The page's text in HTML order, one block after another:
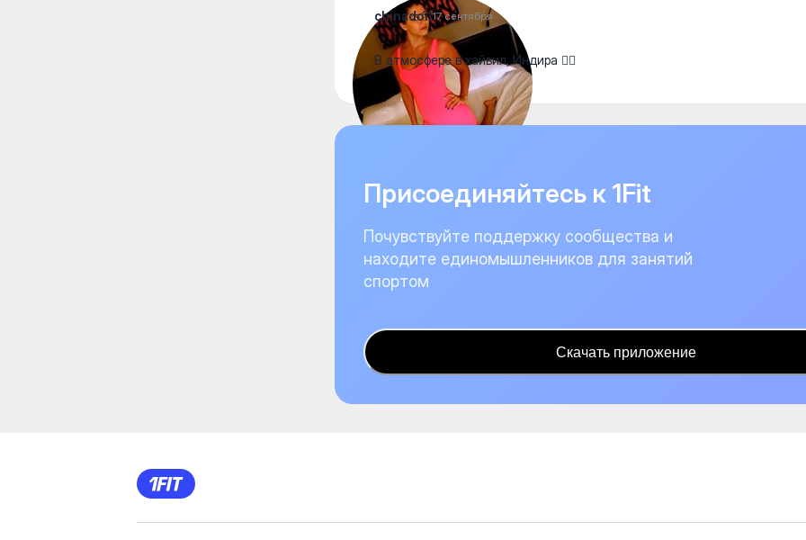
chinadoll17 сентября
В атмосфере в хайвил, Индира 👍🏻
Присоединяйтесь к 1Fit
Почувствуйте поддержку сообщества и
находите единомышленников для занятий
спортом
Скачать приложение